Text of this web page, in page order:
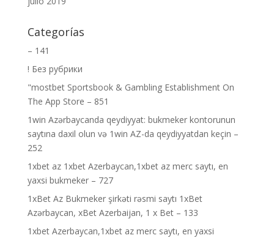
Categorías
– 141
! Без рубрики
"‎mostbet Sportsbook & Gambling Establishment On
The App Store – 851
1win Azərbaycanda qeydiyyat: bukmeker kontorunun
saytına daxil olun və 1win AZ-da qeydiyyatdan keçin –
252
1xbet az 1xbet Azerbaycan,1xbet az merc saytı, en
yaxsi bukmeker – 727
1xBet Az Bukmeker şirkəti rəsmi saytı 1xBet
Azərbaycan, xBet Azerbaijan, 1 x Bet – 133
1xbet Azerbaycan,1xbet az merc saytı, en yaxsi